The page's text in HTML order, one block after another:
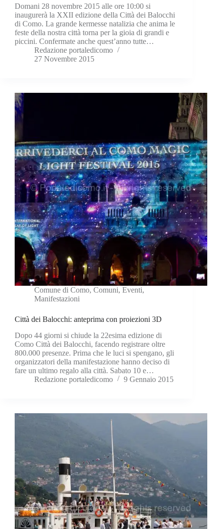
Domani 28 novembre 2015 alle ore 10:00 si
inaugurerà la XXII edizione della Città dei Balocchi
di Como. La grande kermesse natalizia che anima le
feste della nostra città torna per la gioia di grandi e
piccini. Confermate anche quest’anno tutte…
Redazione portaledicomo
27 Novembre 2015
Comune di Como, Comuni, Eventi,
Manifestazioni
Città dei Balocchi: anteprima con proiezioni 3D
Dopo 44 giorni si chiude la 22esima edizione di
Como Città dei Balocchi, facendo registrare oltre
800.000 presenze. Prima che le luci si spengano, gli
organizzatori della manifestazione hanno deciso di
fare un ultimo regalo alla città. Sabato 10 e…
Redazione portaledicomo
9 Gennaio 2015